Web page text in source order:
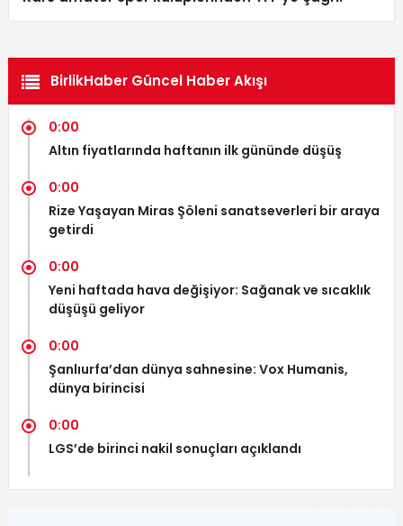
BirlikHaber Güncel Haber Akışı
0:00
Altın fiyatlarında haftanın ilk gününde düşüş
0:00
Rize Yaşayan Miras Şöleni sanatseverleri bir araya
getirdi
0:00
Yeni haftada hava değişiyor: Sağanak ve sıcaklık
düşüşü geliyor
0:00
Şanlıurfa’dan dünya sahnesine: Vox Humanis,
dünya birincisi
0:00
LGS’de birinci nakil sonuçları açıklandı